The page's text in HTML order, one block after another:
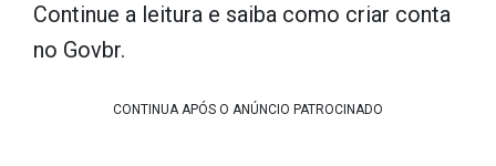
Continue a leitura e saiba como criar conta
no Govbr.
CONTINUA APÓS O ANÚNCIO PATROCINADO